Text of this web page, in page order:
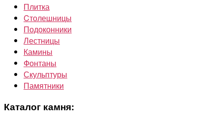
Плитка
Cтолешницы
Подоконники
Лестницы
Камины
Фонтаны
Скульптуры
Памятники
Каталог камня: